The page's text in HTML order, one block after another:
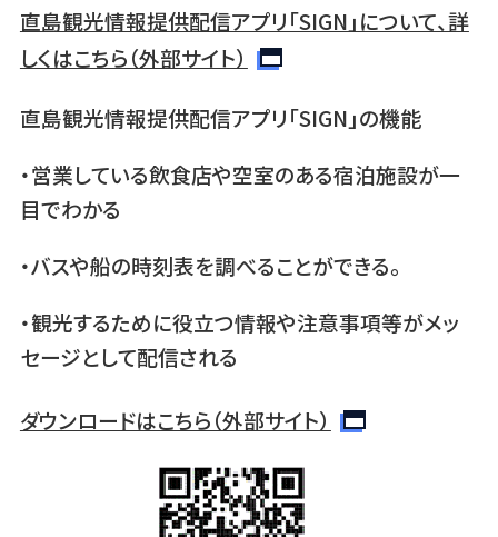
直島観光情報提供配信アプリ「SIGN」について、詳
しくはこちら（外部サイト）
直島観光情報提供配信アプリ「SIGN」の機能
・営業している飲食店や空室のある宿泊施設が一
目でわかる
・バスや船の時刻表を調べることができる。
・観光するために役立つ情報や注意事項等がメッ
セージとして配信される
ダウンロードはこちら（外部サイト）